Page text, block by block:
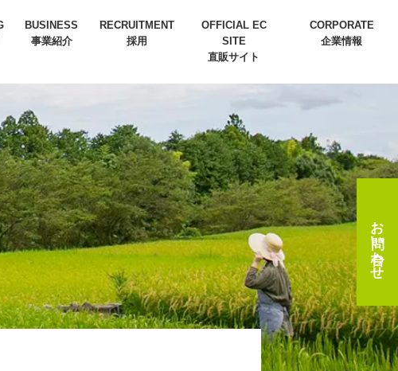
BUSINESS
事業紹介
RECRUITMENT
採用
OFFICIAL EC
SITE
直販サイト
CORPORATE
企業情報
お問い合わせ